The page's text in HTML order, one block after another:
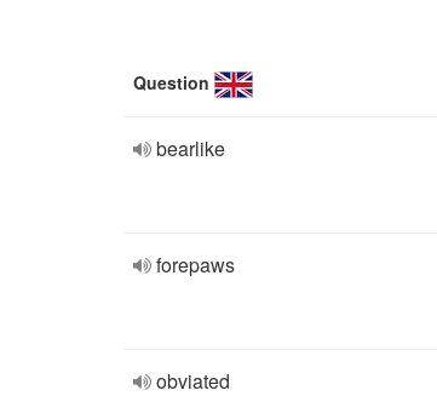
Question
bearlike
forepaws
obviated